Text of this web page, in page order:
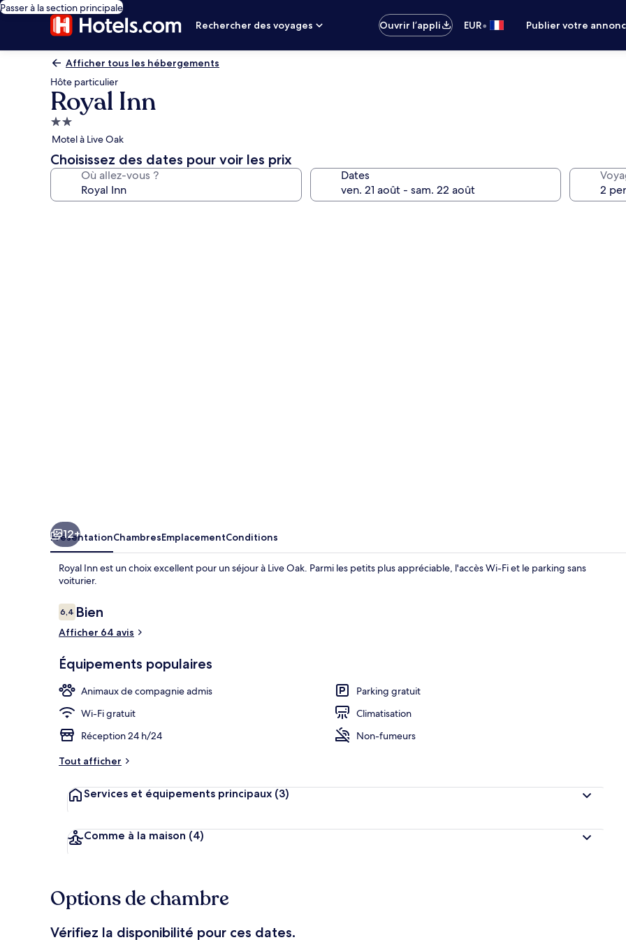
Passer à la section principale
Rechercher des voyages
Ouvrir l’appli EUR• Publier votre
Afficher tous les hébergements
Hôte particulier
Royal Inn
Hébergement
2.0 étoiles
Motel à Live Oak
Choisissez des dates pour voir les prix
Où allez-vous ? Dates
12+
PrésentationChambresEmplacementConditions
Royal Inn est un choix excellent pour un séjour à Live Oak. Parmi les petits plus appréciable, l'accès Wi-Fi et le parking sans
voiturier.
Avis
voyageurs
6,46,4 sur 10
Bien
Afficher 64 avis
Équipements populaires
Animaux de compagnie admis
Parking gratuit
Wi-Fi gratuit
Climatisation
Réception 24 h/24
Non-fumeurs
Tout afficher
Services et équipements principaux (3)
Comme à la maison (4)
Options de chambre
Vérifiez la disponibilité pour ces dates.